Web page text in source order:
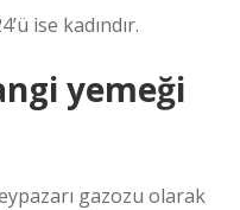
ise kadındır.
yemeği
gazozu olarak